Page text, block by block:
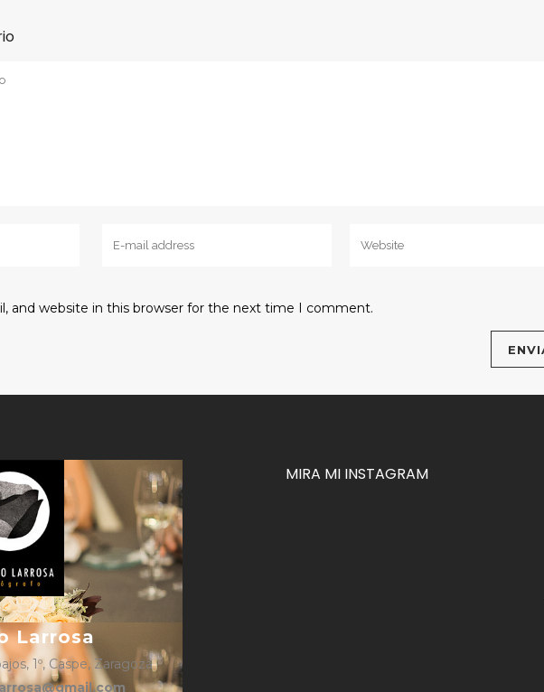
and website in this browser for the next time I comment.
Larrosa
1º, Caspe, Zaragoza
MIRA MI INSTAGRAM